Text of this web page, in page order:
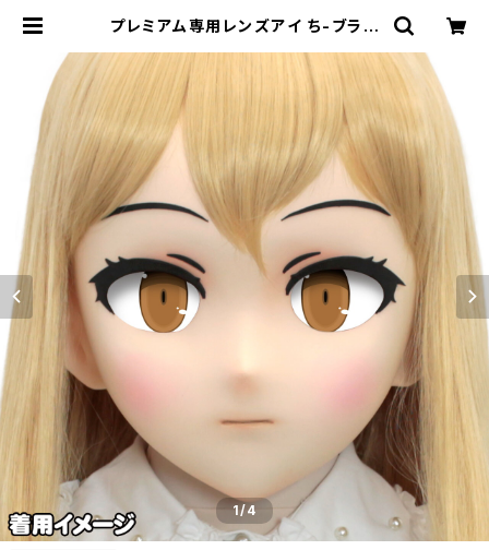
プレミアム専用レンズアイ ち-ブラウ
wn | むにむに製作所
1/4